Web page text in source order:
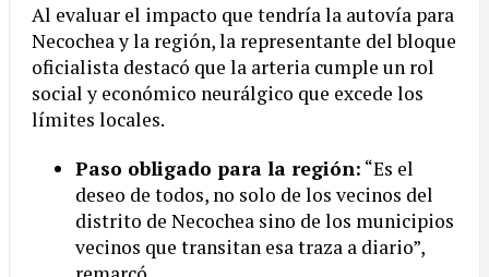
Al evaluar el impacto que tendría la autovía para
Necochea y la región, la representante del bloque
oficialista destacó que la arteria cumple un rol
social y económico neurálgico que excede los
límites locales.
Paso obligado para la región: “Es el
deseo de todos, no solo de los vecinos del
distrito de Necochea sino de los municipios
vecinos que transitan esa traza a diario”,